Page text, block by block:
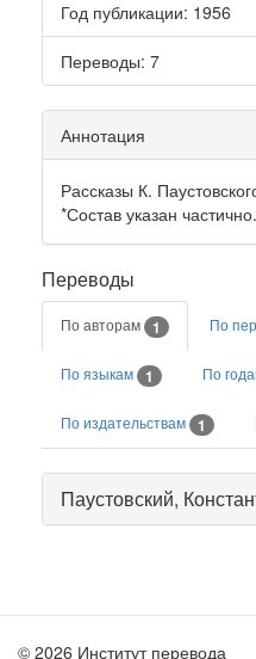
Год публикации: 1956
Переводы: 7
Аннотация
Рассказы К.
*Состав указан частично.
Переводы
По авторам 1 По
По языкам 1 По
По издательствам 1
Паустовский,
© 2026 Институт перевода